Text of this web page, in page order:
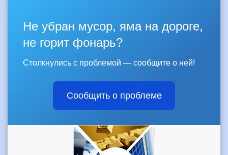
Не убран мусор, яма на дороге,
не горит фонарь?
Столкнулись с проблемой — сообщите о ней!
Сообщить о проблеме